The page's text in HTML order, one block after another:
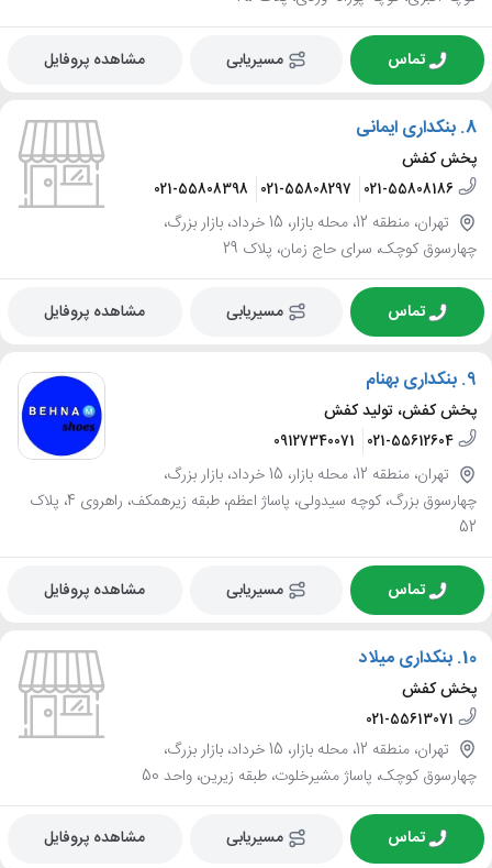
تماس مسیریابی مشاهده پروفایل
8. بنکداری ایمانی
پخش کفش
021-55808186
021-55808297
021-55808398
تهران، منطقه 12، محله بازار، 15 خرداد، بازار بزرگ،
چهارسوق کوچک، سرای حاج زمان، پلاک 29
تماس مسیریابی مشاهده پروفایل
9. بنکداری بهنام
پخش کفش، تولید کفش
021-55612604
09127340071
تهران، منطقه 12، محله بازار، 15 خرداد، بازار بزرگ،
چهارسوق بزرگ، کوچه سیدولی، پاساژ اعظم، طبقه زیرهمکف، راهروی 4، پلاک
52
تماس مسیریابی مشاهده پروفایل
10. بنکداری میلاد
پخش کفش
021-55613071
تهران، منطقه 12، محله بازار، 15 خرداد، بازار بزرگ،
چهارسوق کوچک، پاساژ مشیرخلوت، طبقه زیرین، واحد 50
تماس مسیریابی مشاهده پروفایل